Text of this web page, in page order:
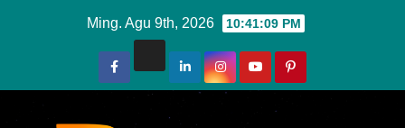
Ming. Agu 9th, 2026 10:41:11 PM